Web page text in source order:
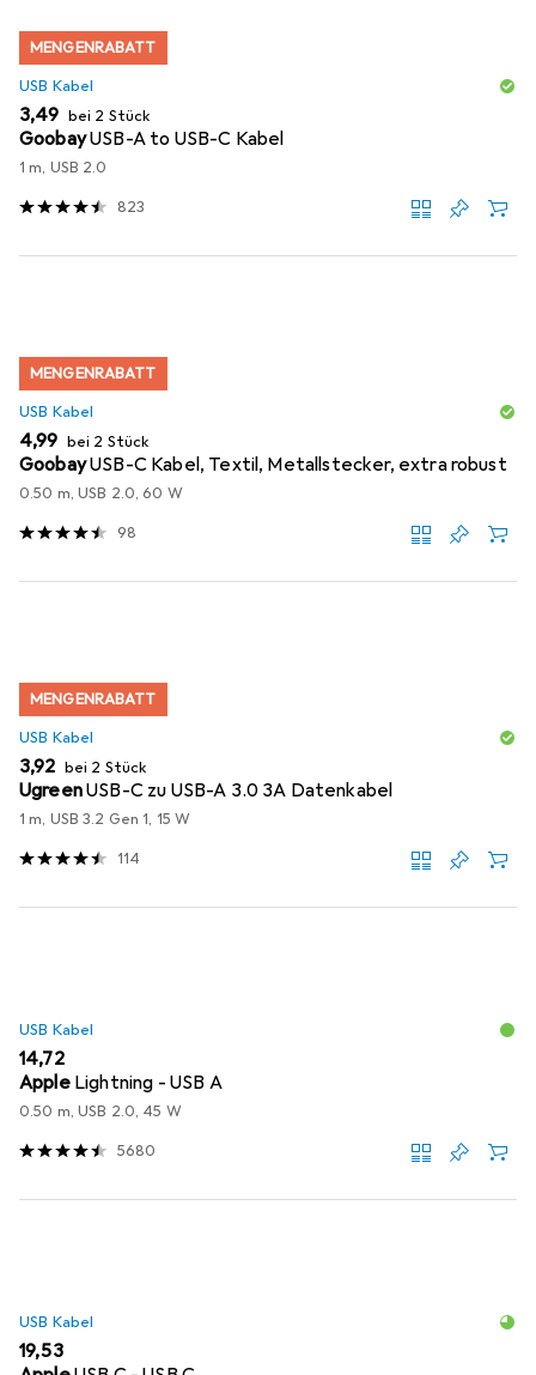
MENGENRABATT
USB Kabel
EUR
3,49 bei 2 Stück
GoobayUSB-A to USB-C Kabel
1 m, USB 2.0
823
MENGENRABATT
USB Kabel
EUR
4,99 bei 2 Stück
GoobayUSB-C Kabel, Textil, Metallstecker, extra robust
0.50 m, USB 2.0, 60 W
98
MENGENRABATT
USB Kabel
EUR
3,92 bei 2 Stück
UgreenUSB-C zu USB-A 3.0 3A Datenkabel
1 m, USB 3.2 Gen 1, 15 W
114
USB Kabel
EUR
14,72
Apple Lightning - USB A
0.50 m, USB 2.0, 45 W
5680
USB Kabel
EUR
19,53